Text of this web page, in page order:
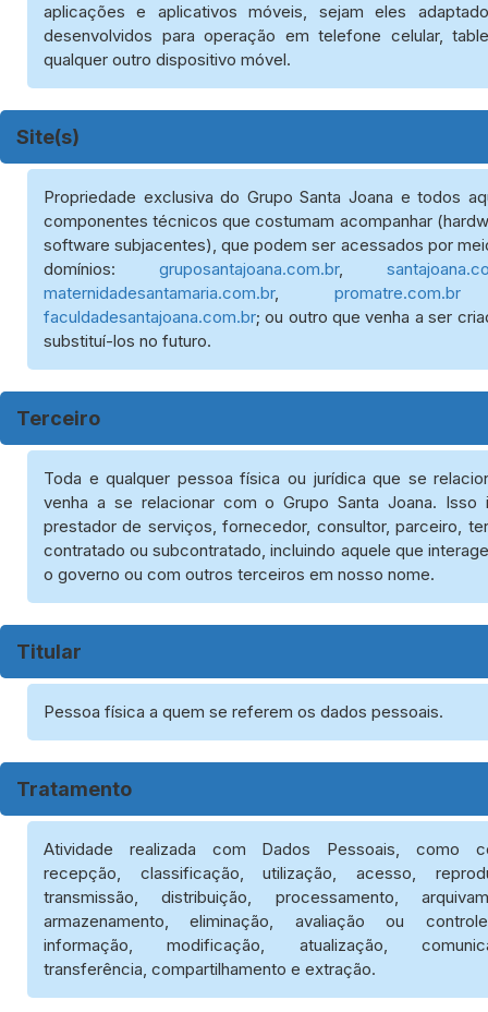
aplicações e aplicativos móveis, sejam eles
desenvolvidos para operação em telefone celular,
qualquer outro dispositivo móvel.
Site(s)
Propriedade exclusiva do Grupo Santa Joana e todos
componentes técnicos que costumam acompanhar
software subjacentes), que podem ser acessados por
domínios: gruposantajoana.com.br,
maternidadesantamaria.com.br,promatre.com.br
faculdadesantajoana.com.br; ou outro que venha a ser
substituí-los no futuro.
Terceiro
Toda e qualquer pessoa física ou jurídica que se
venha a se relacionar com o Grupo Santa Joana. Isso
prestador de serviços, fornecedor, consultor, parceiro,
contratado ou subcontratado, incluindo aquele que
o governo ou com outros terceiros em nosso nome.
Titular
Pessoa física a quem se referem os dados pessoais.
Tratamento
Atividade realizada com Dados Pessoais, como
recepção, classificação, utilização, acesso,
transmissão, distribuição, processamento,
armazenamento, eliminação, avaliação ou
informação, modificação, atualização,
transferência, compartilhamento e extração.